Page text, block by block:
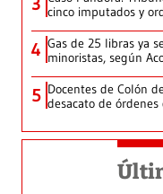
cinco imputados y
4 Gas de 25 libras ya
minoristas, según
5 Docentes de Colón
desacato de